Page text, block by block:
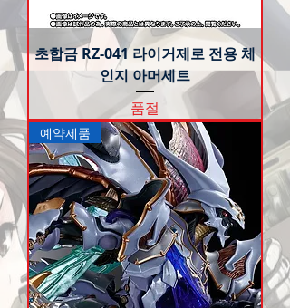
초합금 RZ-041 라이거제로 전용 체
인지 아머세트
품절
예약제품